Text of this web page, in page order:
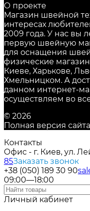
О проекте
Магазин швейной
интересах
2009 года. У нас вы
первую швейную
для оснащения
физические
Киеве, Харькове,
Хмельницком. А
данном интернет-
осуществляем во
© 2026
Полная версия сайта
Контакты
Офис - г. Киев, ул.
85Заказать звонок
+38 (050) 189 30 90
09:00—18:00
Личный кабинет